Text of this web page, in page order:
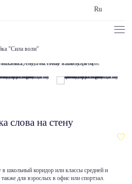
Ru
"Сила воли"
слова на стену
школьный коридор или классы средней и
для взрослых в офис или спортзал.